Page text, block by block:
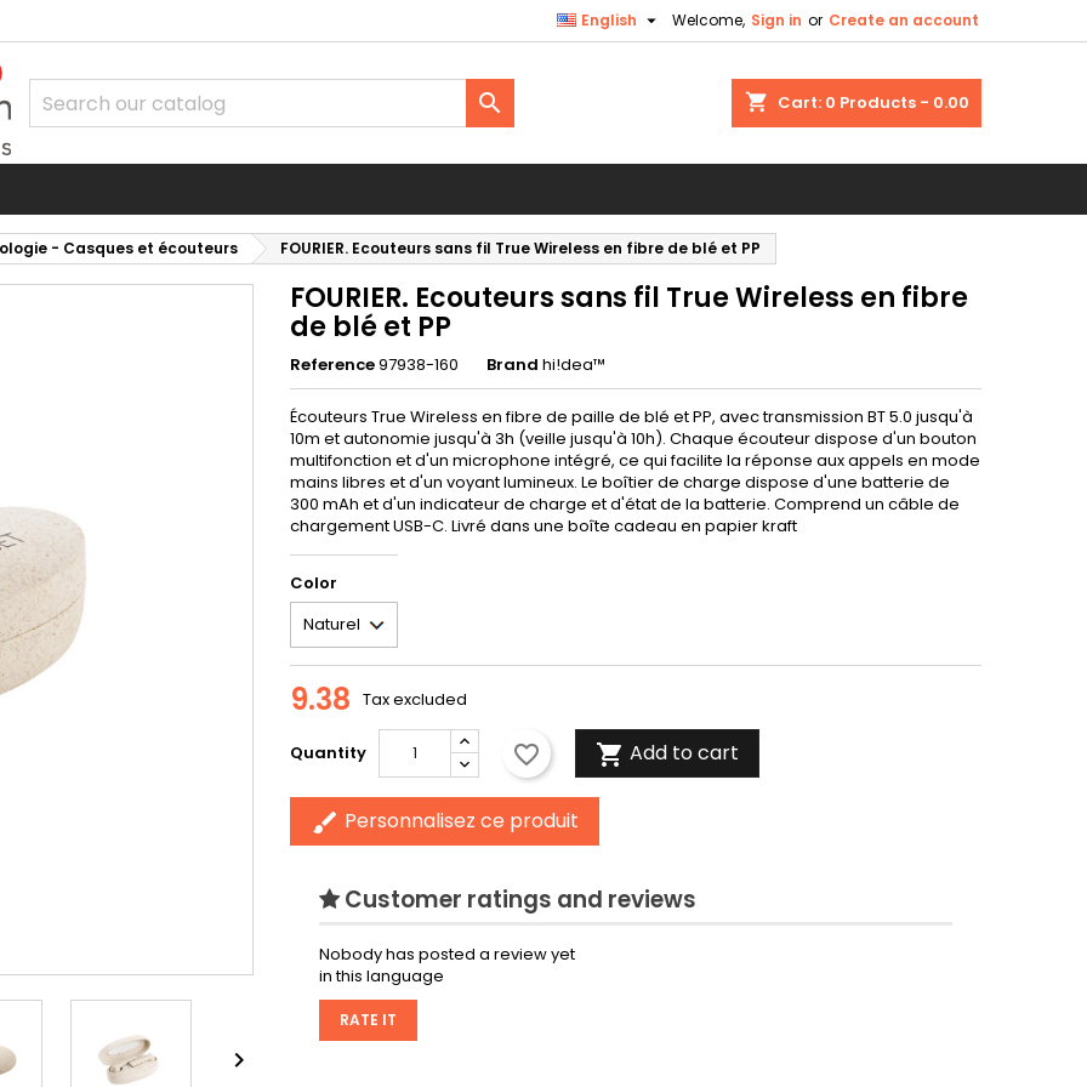
to wishlist
une nouvelle liste
wishlist
name
Cancel Create wishlist
in
need to be logged in to save products in your wishlist.
Welcome, Sign in or Create an account
English 
shopping_cart Cart: 0 Products - 0.00

- Casques et écouteurs FOURIER. Ecouteurs sans fil True Wireless en fibre de blé et PP

FOURIER. Ecouteurs sans fil True Wireless en fibre
de blé et PP
Reference97938-160 Brand hi!dea™
Écouteurs True Wireless en fibre de paille de blé et PP, avec transmission BT 5.0 jusqu'à
10m et autonomie jusqu'à 3h (veille jusqu'à 10h). Chaque écouteur dispose d'un bouton
multifonction et d'un microphone intégré, ce qui facilite la réponse aux appels en mode
mains libres et d'un voyant lumineux. Le boîtier de charge dispose d'une batterie de
300 mAh et d'un indicateur de charge et d'état de la batterie. Comprend un câble de
chargement USB-C. Livré dans une boîte cadeau en papier kraft
Color
9.38 Tax excluded
Quantity favorite_border  Add to cart
brush Personnalisez ce produit
Customer ratings and reviews
Nobody has posted a review yet
in this language
RATE IT